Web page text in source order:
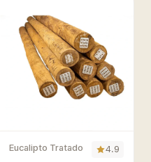
Eucalipto Tratado 4.9